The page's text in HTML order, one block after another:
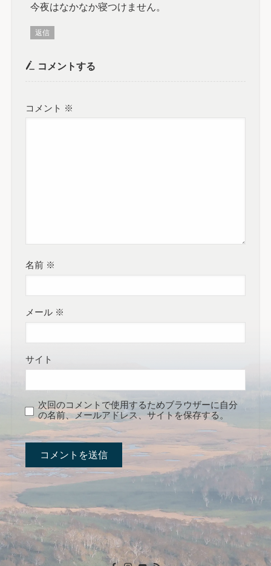
今夜はなかなか寝つけません。
返信
コメントする
コメント ※
名前 ※
メール ※
サイト
次回のコメントで使用するためブラウザーに自分
の名前、メールアドレス、サイトを保存する。